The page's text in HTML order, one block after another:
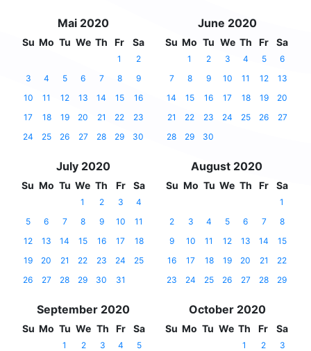
Mai 2020
Su Mo Tu We Th Fr Sa
1
2
3
4 5 6 7 8
9
10
11 12 13 14 15
16
17
18 19 20 21 22
23
24
25 26 27 28 29 30
June 2020
Su Mo Tu We Th Fr Sa
1 2 3 4 5
6
7
8 9 10 11 12
13
14
15 16 17 18 19
20
21
22 23 24 25 26
27
28
29 30
July 2020
Su Mo Tu We Th Fr Sa
1 2 3
4
5
6 7 8 9 10
11
12
13 14 15 16 17
18
19
20 21 22 23 24
25
26
27 28 29 30 31
August 2020
Su Mo Tu We Th Fr Sa
1
2
3 4 5 6 7
8
9
10 11 12 13 14
15
16
17 18 19 20 21
22
23
24 25 26 27 28 29
September 2020
Su Mo Tu We Th Fr Sa
1 2 3 4
5
October 2020
Su Mo Tu We Th Fr Sa
1 2
3